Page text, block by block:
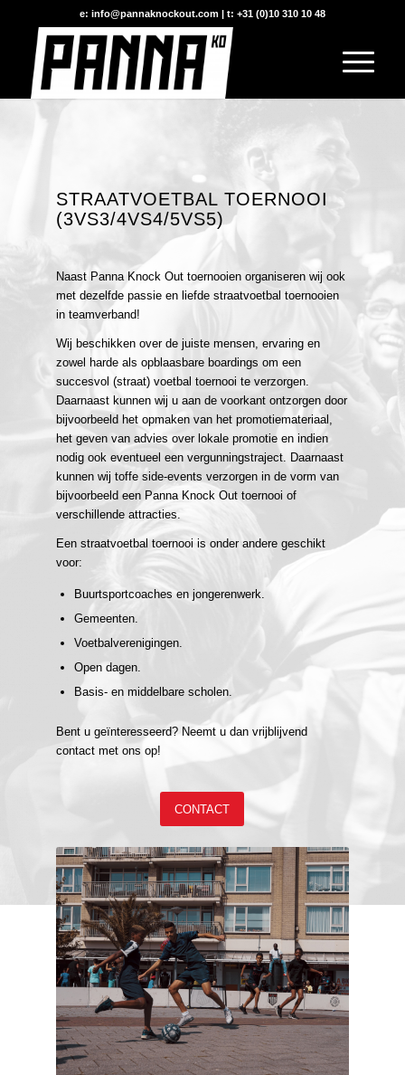
e: info@pannaknockout.com | t: +31 (0)10 310 10 48
STRAATVOETBAL TOERNOOI
(3VS3/4VS4/5VS5)
Naast Panna Knock Out toernooien organiseren wij ook
met dezelfde passie en liefde straatvoetbal toernooien
in teamverband!
Wij beschikken over de juiste mensen, ervaring en
zowel harde als opblaasbare boardings om een
succesvol (straat) voetbal toernooi te verzorgen.
Daarnaast kunnen wij u aan de voorkant ontzorgen door
bijvoorbeeld het opmaken van het promotiemateriaal,
het geven van advies over lokale promotie en indien
nodig ook eventueel een vergunningstraject. Daarnaast
kunnen wij toffe side-events verzorgen in de vorm van
bijvoorbeeld een Panna Knock Out toernooi of
verschillendeattracties.
Een straatvoetbal toernooi is onder andere geschikt
voor:
Buurtsportcoaches en jongerenwerk.
Gemeenten.
Voetbalverenigingen.
Open dagen.
Basis- en middelbare scholen.
Bent u geïnteresseerd? Neemt u dan vrijblijvend
contactmet ons op!
CONTACT